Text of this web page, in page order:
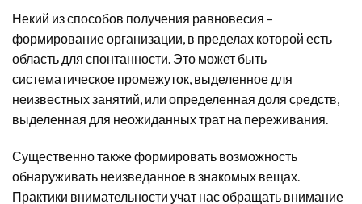
Некий из способов получения равновесия –
формирование организации, в пределах которой есть
область для спонтанности. Это может быть
систематическое промежуток, выделенное для
неизвестных занятий, или определенная доля средств,
выделенная для неожиданных трат на переживания.
Существенно также формировать возможность
обнаруживать неизведанное в знакомых вещах.
Практики внимательности учат нас обращать внимание